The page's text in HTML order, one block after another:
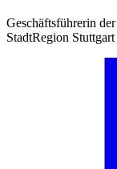
Geschäftsführerin
StadtRegion Stuttgart